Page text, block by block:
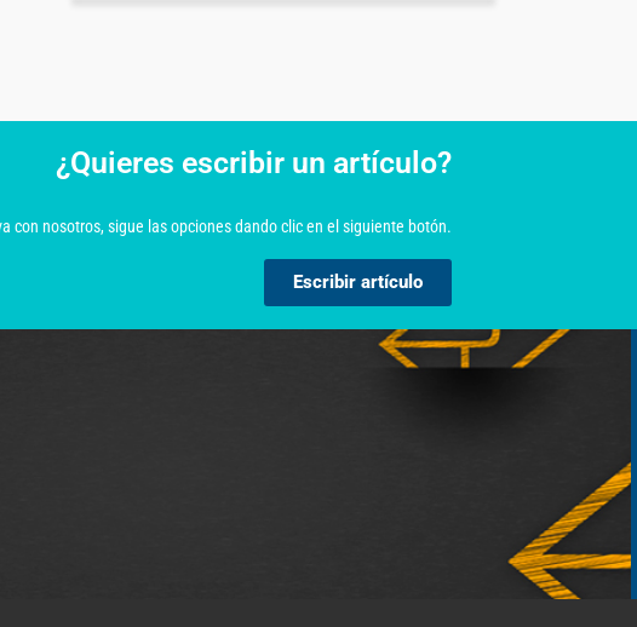
¿Quieres escribir un artículo?
con nosotros, sigue las opciones dando clic en el siguiente botón.
Escribir artículo